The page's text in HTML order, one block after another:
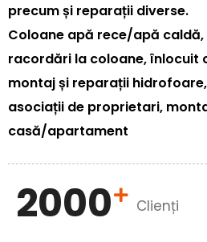
precum și reparații diverse.
Coloane apă rece/apă
racordări la coloane, înlocuit
montaj și reparații
asociații de proprietari,
casă/apartament
2000 Clienți